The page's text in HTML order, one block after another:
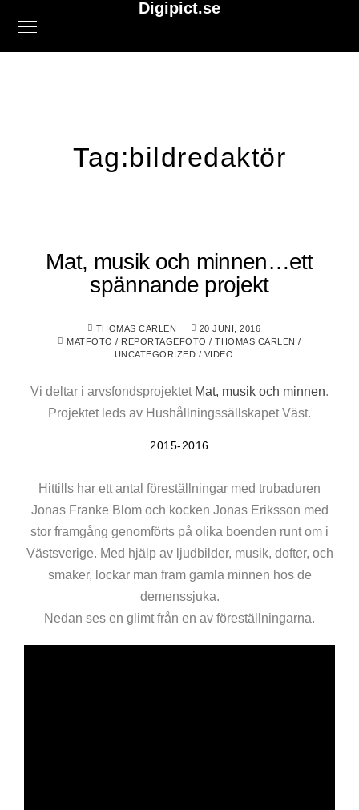
Digipict.se
Tag:bildredaktör
Mat, musik och minnen…ett
spännande projekt
THOMAS CARLEN
20 JUNI, 2016
MATFOTO / REPORTAGEFOTO /THOMAS CARLEN /
UNCATEGORIZED / VIDEO
Vi deltar i arvsfondsprojektet Mat, musik och minnen.
Projektet leds av Hushållningssällskapet Väst.
2015-2016
Hittills har ett antal föreställningar med trubaduren
Jonas Franke Blom och kocken Jonas Eriksson med
stor framgång genomförts på olika boenden runt om i
Västsverige. Med hjälp av ljudbilder, musik, dofter, och
smaker, lockar man fram gamla minnen hos de
demenssjuka.
Nedan ses en glimt från en av föreställningarna.